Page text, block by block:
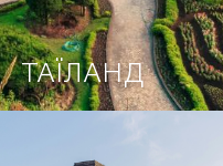
ТАЇЛАНД